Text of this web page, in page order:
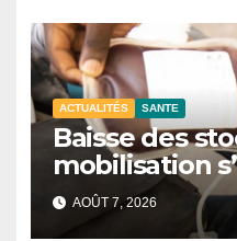
ACTUALITÉS SANTE
Baisse des
mobilisation
CNTS de
AOÛT 7, 2026